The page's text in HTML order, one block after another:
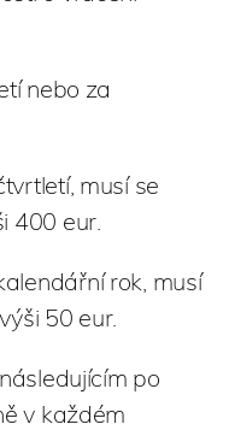
nebo za
musí se
400 eur.
rok, musí
50 eur.
po
v každém